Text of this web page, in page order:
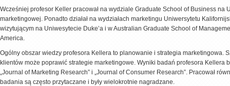
Wcześniej profesor Keller pracował na wydziale Graduate School of Business
marketingowej. Ponadto działał na wydziałach marketingu Uniwersytetu
wizytującym na Uniwesytecie Duke’a i w Australian Graduate School of
America.
Ogólny obszar wiedzy profesora Kellera to planowanie i strategia
klientów może poprawić strategie marketingowe. Wyniki badań profesora Kellera
„Journal of Marketing Research” i „Journal of Consumer Research”. Pracował
badania są często przytaczane i były wielokrotnie nagradzane.